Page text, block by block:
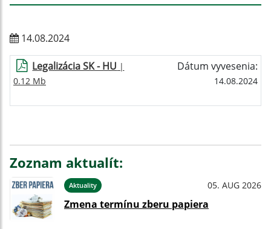
14.08.2024
Legalizácia SK - HU |
0.12 Mb
Dátum vyvesenia:
14.08.2024
Zoznam aktualít:
Aktuality 05. AUG 2026
Zmena termínu zberu papiera